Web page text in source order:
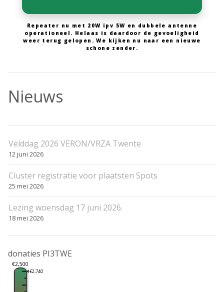
Repeater nu met 20W ipv 5W en dubbele antenne
operationeel. Helaas is daardoor de gevoeligheid
weer terug gelopen. We kijken nu naar een nieuwe
schone zender.
Nieuws
Velddag 2026 VERON/VRZA Twente
12 juni 2026
Cluster registratie voor plaatsten Spots
25 mei 2026
Lezing woensdag 17 juni 2026.
18 mei 2026
donaties PI3TWE
€2,500
€2,740